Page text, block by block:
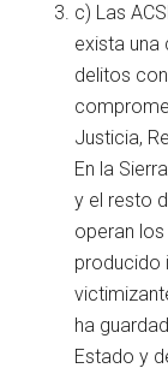
c) Las
exista una
delitos
Justicia,
En la
y el resto
operan
producido
ha
Estado y